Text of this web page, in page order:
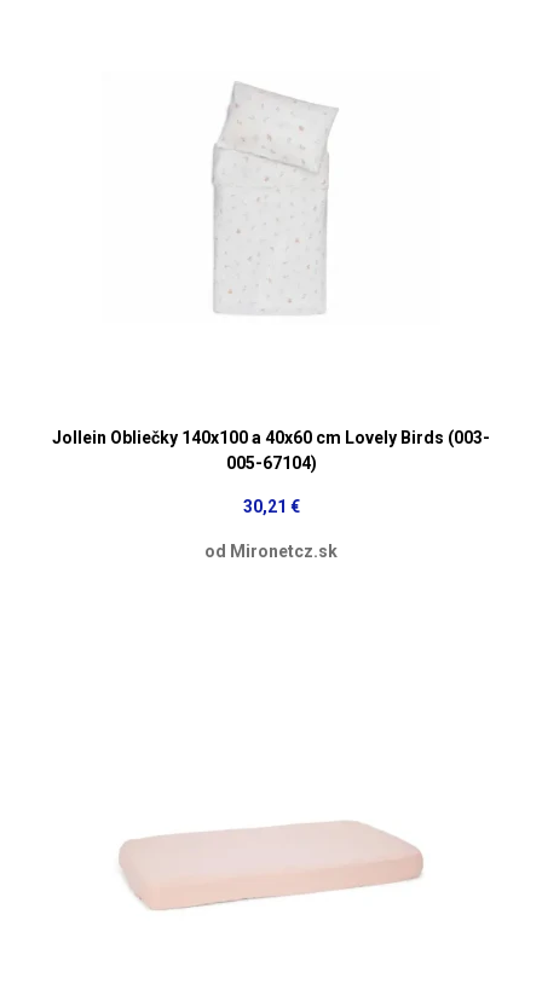
Jollein Obliečky 140x100 a 40x60 cm Lovely Birds (003-
005-67104)
30,21 €
od Mironetcz.sk